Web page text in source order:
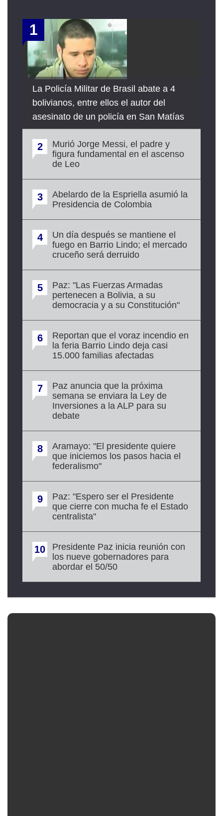
1
La Policía Militar de Brasil abate a 4
bolivianos, entre ellos el autor del
asesinato de un policía en San Matías
2
Murió Jorge Messi, el padre y
figura fundamental en el ascenso
de Leo
3
Abelardo de la Espriella asumió la
Presidencia de Colombia
4
Un día después se mantiene el
fuego en Barrio Lindo; el mercado
cruceño será derruido
5
Paz: "Las Fuerzas Armadas
pertenecen a Bolivia, a su
democracia y a su Constitución"
6
Reportan que el voraz incendio en
la feria Barrio Lindo deja casi
15.000 familias afectadas
7
Paz anuncia que la próxima
semana se enviara la Ley de
Inversiones a la ALP para su
debate
8
Aramayo: "El presidente quiere
que iniciemos los pasos hacia el
federalismo"
9
Paz: "Espero ser el Presidente
que cierre con mucha fe el Estado
centralista"
10
Presidente Paz inicia reunión con
los nueve gobernadores para
abordar el 50/50